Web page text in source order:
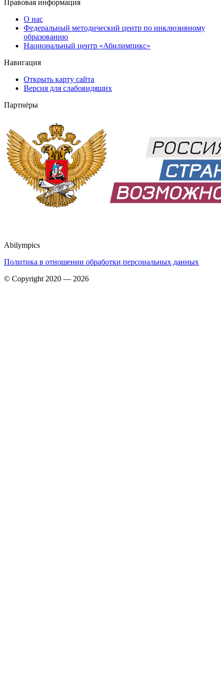
Правовая информация
О нас
Федеральный методический центр по инклюзивному
образованию
Национальный центр «Абилимпикс»
Навигация
Открыть карту сайта
Версия для слабовидящих
Партнёры
Abilympics
Политика в отношении обработки персональных данных
© Copyright 2020 — 2026